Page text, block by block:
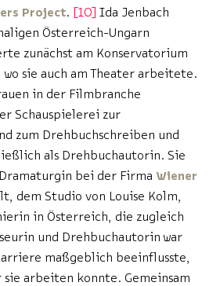
Project. 10 Ida Jenbach
Österreich-Ungarn
zunächst am Konservatorium
wo sie auch am Theater arbeitete.
in der Filmbranche
Schauspielerei zur
zum Drehbuchschreiben und
als Drehbuchautorin. Sie
bei der Firma Wiener
dem Studio von Louise Kolm,
in Österreich, die zugleich
und Drehbuchautorin war
maßgeblich beeinflusste,
sie arbeiten konnte. Gemeinsam